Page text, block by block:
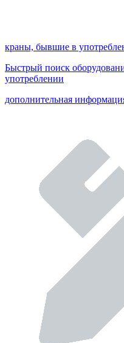
краны, бывшие в
Быстрый поиск
употреблении
дополнительная